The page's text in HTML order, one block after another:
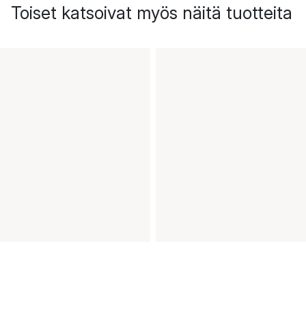
Toiset katsoivat myös näitä tuotteita